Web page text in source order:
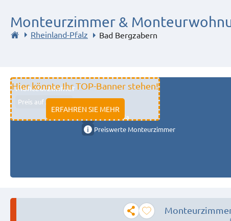
Monteurzimmer &
Rheinland-Pfalz Bad Bergzabern
Hier könnte Ihr TOP-Banner stehen!
ERFAHREN SIE MEHR
Monteurzimmer
Preis auf Anfrage
11333 fulda
Preiswerte Monteurzimmer